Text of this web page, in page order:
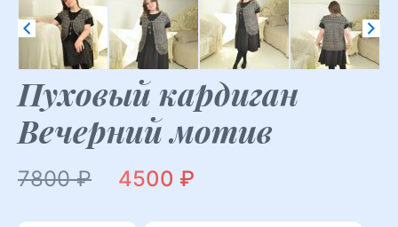
Пуховый кардиган
Вечерний мотив
7800₽
Первоначальная
4500 ₽